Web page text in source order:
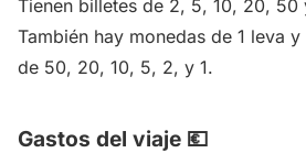
Tienen billetes de 2, 5, 10, 20, 50
También hay monedas de 1 leva
de 50, 20, 10, 5, 2, y 1.
Gastos del viaje 💶